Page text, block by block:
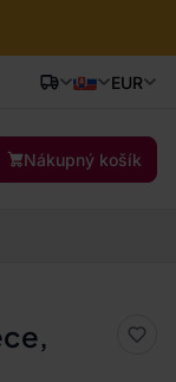
EUR
Nákupný košík